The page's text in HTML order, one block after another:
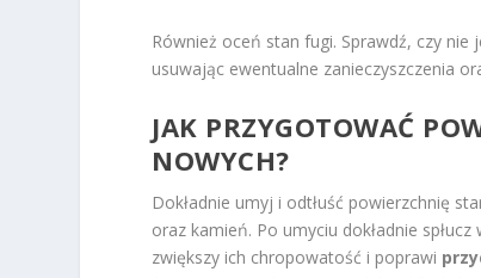
Również oceń stan fugi. Sprawdź, czy
usuwając ewentualne zanieczyszczenia
JAK PRZYGOTOWAĆ
NOWYCH?
Dokładnie umyj i odtłuść powierzchnię
oraz kamień. Po umyciu dokładnie
zwiększy ich chropowatość i poprawi